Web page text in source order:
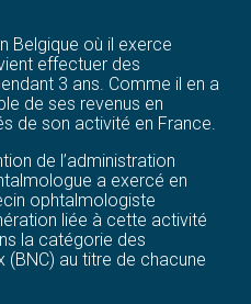
Belgique où il exerce
effectuer des
3 ans. Comme il en a
de ses revenus en
de son activité en France.
de l’administration
a exercé en
ophtalmologiste
liée à cette activité
la catégorie des
au titre de chacune